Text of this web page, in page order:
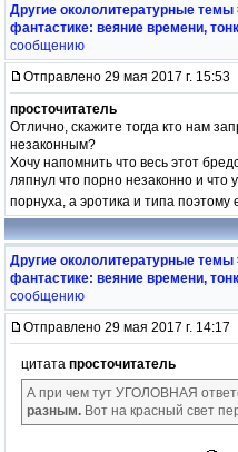
Другие окололитературные темы
фантастике: веяние времени,
сообщению
Отправлено 29 мая 2017 г. 15:53
просточитатель
Отлично, скажите тогда кто нам
незаконным?
Хочу напомнить что весь этот
ляпнул что порно незаконно и что
порнуха, а эротика и типа поэтому
Другие окололитературные темы
фантастике: веяние времени,
сообщению
Отправлено 29 мая 2017 г. 14:17
цитата просточитатель
А при чем тут УГОЛОВНАЯ
разным. Вот на красный свет